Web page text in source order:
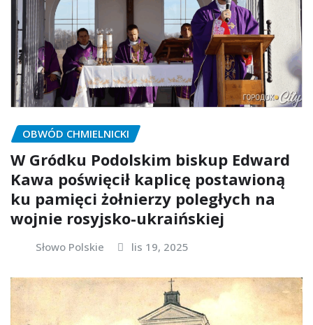
OBWÓD CHMIELNICKI
W Gródku Podolskim biskup Edward
Kawa poświęcił kaplicę postawioną
ku pamięci żołnierzy poległych na
wojnie rosyjsko-ukraińskiej
Słowo Polskie lis 19, 2025